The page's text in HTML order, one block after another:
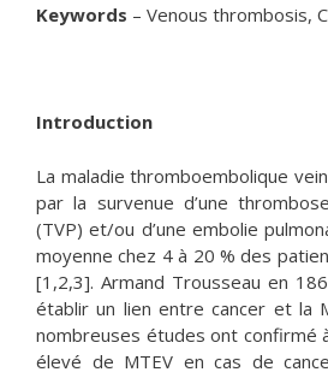
Keywords – Venous thrombosis,
Introduction
La maladie thromboembolique
par la survenue d’une
(TVP) et/ou d’une embolie
moyenne chez 4 à 20 % des
[1,2,3]. Armand Trousseau en
établir un lien entre cancer et la
nombreuses études ont confirmé
élevé de MTEV en cas de